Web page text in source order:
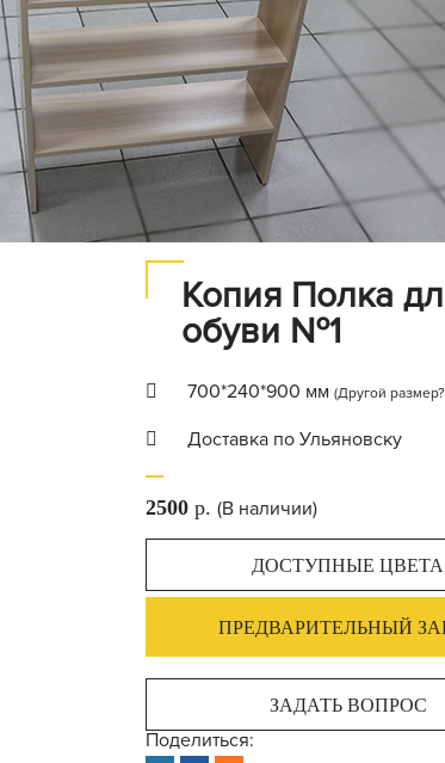
Копия Полка
обуви №1
700*240*900 мм (Другой
Доставка по Ульяновску
2500 p. (В наличии)
ДОСТУПНЫЕ ЦВЕТА
ПРЕДВАРИТЕЛЬНЫЙ
ЗАДАТЬ ВОПРОС
Поделиться: